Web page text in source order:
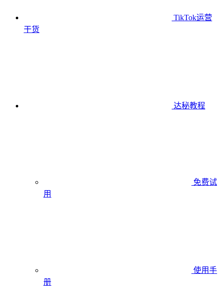
TikTok运营
干货
达秘教程
免费试
用
使用手
册